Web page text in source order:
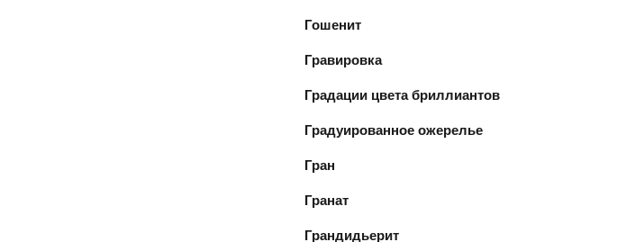
Гошенит
Гравировка
Градации цвета бриллиантов
Градуированное ожерелье
Гран
Гранат
Грандидьерит